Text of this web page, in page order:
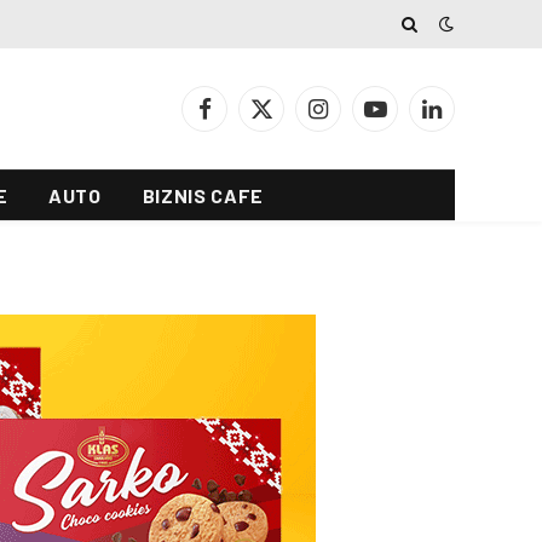
Facebook
X
InstagramYouTubeLinkedIn
AUTO BIZNIS CAFE